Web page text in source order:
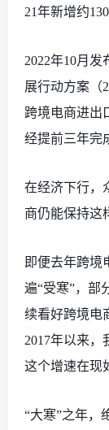
21年新增约
2022年10月
展行动方案（
跨境电商进出
经提前三年完
在经济下行，
商仍能保持这
即便去年跨境
遍“受寒”，部
续看好跨境电
2017年以来，
这个增速在现
“大寒”之年，